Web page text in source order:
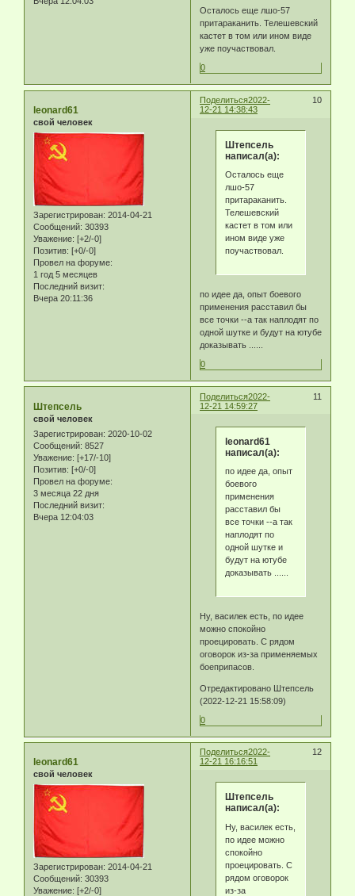
Осталось еще лшо-57
притараканить. Телешевский
кастет в том или ином виде
уже поучаствовал.
0
Поделиться 10
2022-
12-21 14:38:43
leonard61
свой человек
Зарегистрирован: 2014-04-21
Сообщений: 30393
Уважение: [+2/-0]
Позитив: [+0/-0]
Провел на форуме:
1 год 5 месяцев
Последний визит:
Вчера 20:11:36
Штепсель
написал(а):
Осталось еще
лшо-57
притараканить.
Телешевский
кастет в том или
ином виде уже
поучаствовал.
по идее да, опыт боевого
применения расставил бы
все точки --а так наплодят по
одной шутке и будут на ютубе
доказывать ......
0
Поделиться 11
2022-
12-21 14:59:27
Штепсель
свой человек
Зарегистрирован: 2020-10-02
Сообщений: 8527
Уважение: [+17/-10]
Позитив: [+0/-0]
Провел на форуме:
3 месяца 22 дня
Последний визит:
Вчера 12:04:03
leonard61
написал(а):
по идее да, опыт
боевого
применения
расставил бы
все точки --а так
наплодят по
одной шутке и
будут на ютубе
доказывать ......
Ну, василек есть, по идее
можно спокойно
проецировать. С рядом
оговорок из-за применяемых
боеприпасов.
Отредактировано Штепсель
(2022-12-21 15:58:09)
0
Поделиться 12
2022-
12-21 16:16:51
leonard61
свой человек
Зарегистрирован: 2014-04-21
Сообщений: 30393
Уважение: [+2/-0]
Штепсель
написал(а):
Ну, василек есть,
по идее можно
спокойно
проецировать. С
рядом оговорок
из-за